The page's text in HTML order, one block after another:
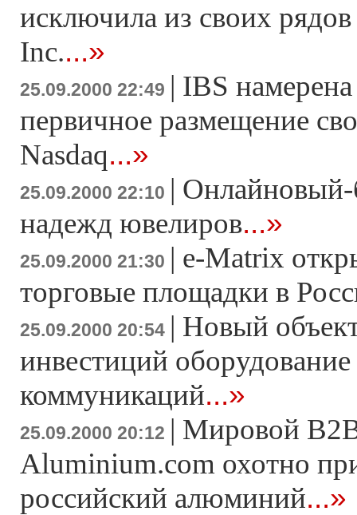
исключила из своих
Inc....»
25.09.2000 22:49 | IBS
первичное размещение
Nasdaq...»
25.09.2000 22:10 | Онлайновый-
надежд ювелиров...»
25.09.2000 21:30 | e-Matrix
торговые площадки в
25.09.2000 20:54 | Новый
инвестиций
коммуникаций...»
25.09.2000 20:12 | Мировой
Aluminium.com охотно
российский алюминий...»